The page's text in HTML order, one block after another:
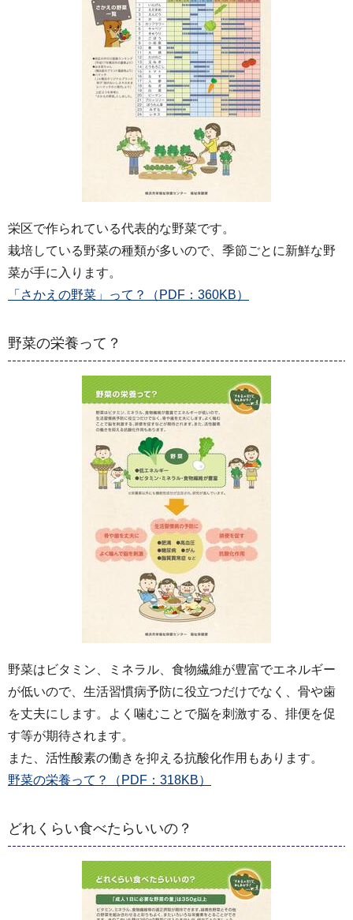
栄区で作られている代表的な野菜です。
栽培している野菜の種類が多いので、季節ごとに新鮮な野
菜が手に入ります。
「さかえの野菜」って？（PDF：360KB）
野菜の栄養って？
野菜はビタミン、ミネラル、食物繊維が豊富でエネルギー
が低いので、生活習慣病予防に役立つだけでなく、骨や歯
を丈夫にします。よく噛むことで脳を刺激する、排便を促
す等が期待されます。
また、活性酸素の働きを抑える抗酸化作用もあります。
野菜の栄養って？（PDF：318KB）
どれくらい食べたらいいの？